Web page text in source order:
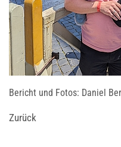
Bericht und Fotos: Daniel
Zurück